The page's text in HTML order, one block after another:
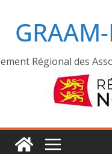
Régional des